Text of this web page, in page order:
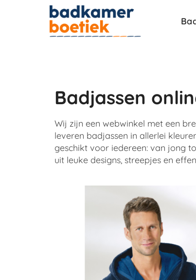
Badjassen
Wij zijn een webwinkel met een
leveren badjassen in allerlei
geschikt voor iedereen: van jong
uit leuke designs, streepjes en